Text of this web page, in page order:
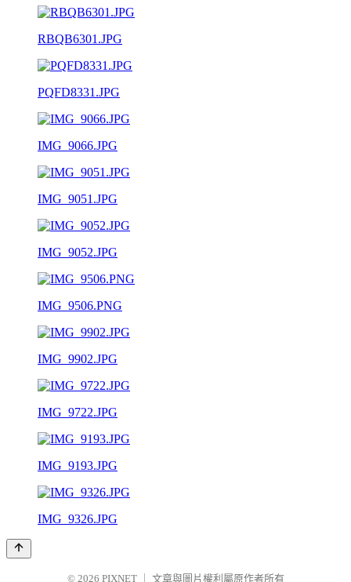
RBQB6301.JPG
PQFD8331.JPG
IMG_9066.JPG
IMG_9051.JPG
IMG_9052.JPG
IMG_9506.PNG
IMG_9902.JPG
IMG_9722.JPG
IMG_9193.JPG
IMG_9326.JPG
© 2026 PIXNET 文章與圖片權利屬原作者所有